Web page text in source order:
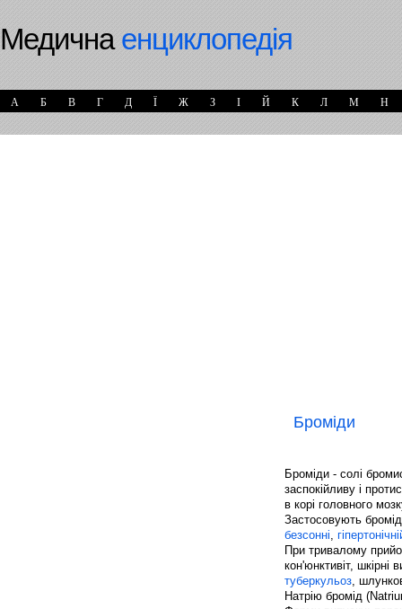
Медичнаенциклопедія
А Б В Г Д Ї Ж З І Й К Л М Н
Броміди
Броміди - солі
заспокійливу і
в корі головного
Застосовують
безсонні,
При тривалому
кон'юнктивіт, шкірні
туберкульоз,
Натрію бромід